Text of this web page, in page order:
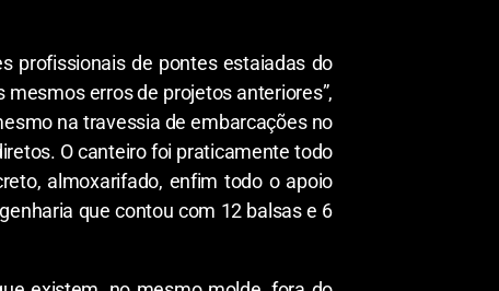
profissionais de pontes estaiadas do
erros de projetos anteriores”,
na travessia de embarcações no
O canteiro foi praticamente todo
almoxarifado, enfim todo o apoio
que contou com 12 balsas e 6